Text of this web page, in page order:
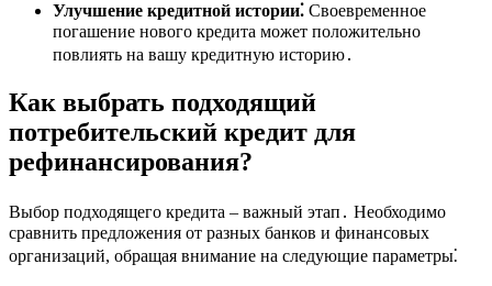
Улучшение кредитной истории⁚ Своевременное
погашение нового кредита может положительно
повлиять на вашу кредитную историю․
Как выбрать подходящий
потребительский кредит для
рефинансирования?
Выбор подходящего кредита – важный этап․ Необходимо
сравнить предложения от разных банков и финансовых
организаций, обращая внимание на следующие параметры⁚